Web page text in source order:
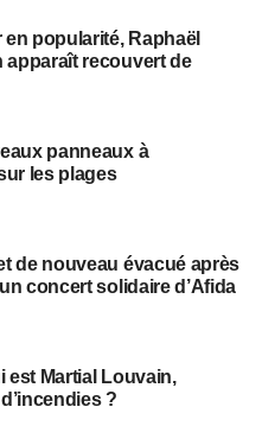
en popularité, Raphaël
apparaît recouvert de
panneaux à
les plages
de nouveau évacué après
concert solidaire d’Afida
est Martial Louvain,
?